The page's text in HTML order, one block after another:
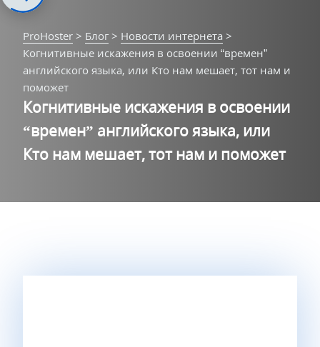
ProHoster > Блог > Новости интернета >
Когнитивные искажения в освоении “времен”
английского языка, или Кто нам мешает, тот нам и
поможет
Когнитивные искажения в освоении
“времен” английского языка, или
Кто нам мешает, тот нам и поможет